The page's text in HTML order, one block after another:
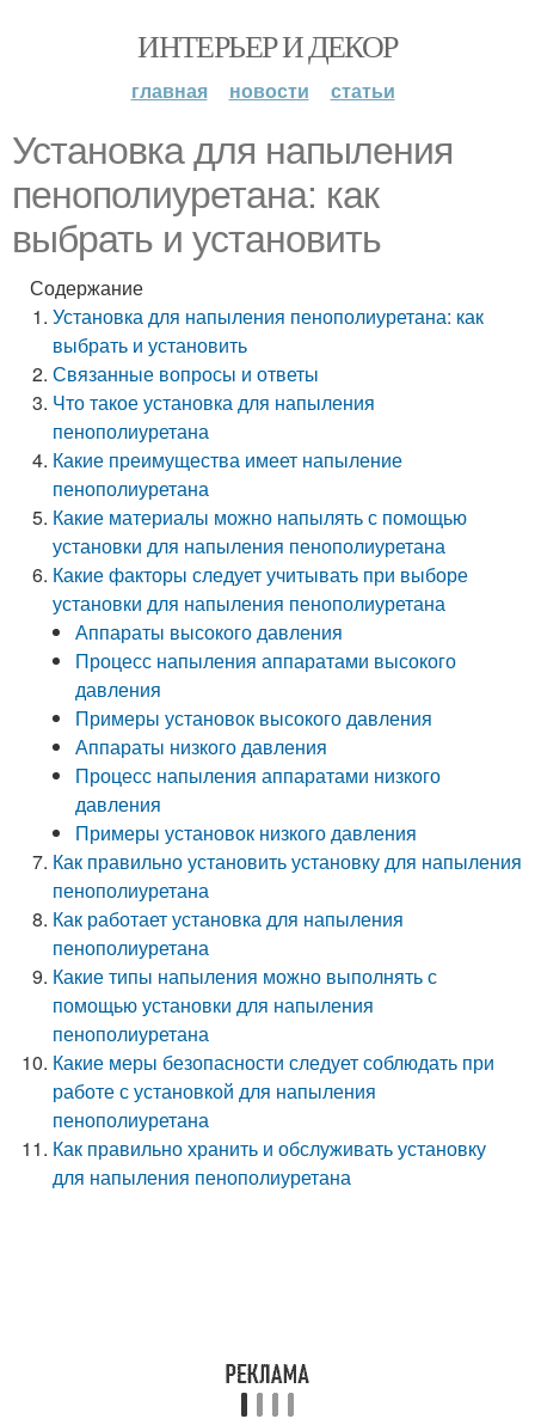
ИНТЕРЬЕР И ДЕКОР
главная новости статьи
Установка для напыления
пенополиуретана: как
выбрать и установить
Содержание
Установка для напыления пенополиуретана: как
выбрать и установить
Связанные вопросы и ответы
Что такое установка для напыления
пенополиуретана
Какие преимущества имеет напыление
пенополиуретана
Какие материалы можно напылять с помощью
установки для напыления пенополиуретана
Какие факторы следует учитывать при выборе
установки для напыления пенополиуретана
Аппараты высокого давления
Процесс напыления аппаратами высокого
давления
Примеры установок высокого давления
Аппараты низкого давления
Процесс напыления аппаратами низкого
давления
Примеры установок низкого давления
Как правильно установить установку для напыления
пенополиуретана
Как работает установка для напыления
пенополиуретана
Какие типы напыления можно выполнять с
помощью установки для напыления
пенополиуретана
Какие меры безопасности следует соблюдать при
работе с установкой для напыления
пенополиуретана
Как правильно хранить и обслуживать установку
для напыления пенополиуретана